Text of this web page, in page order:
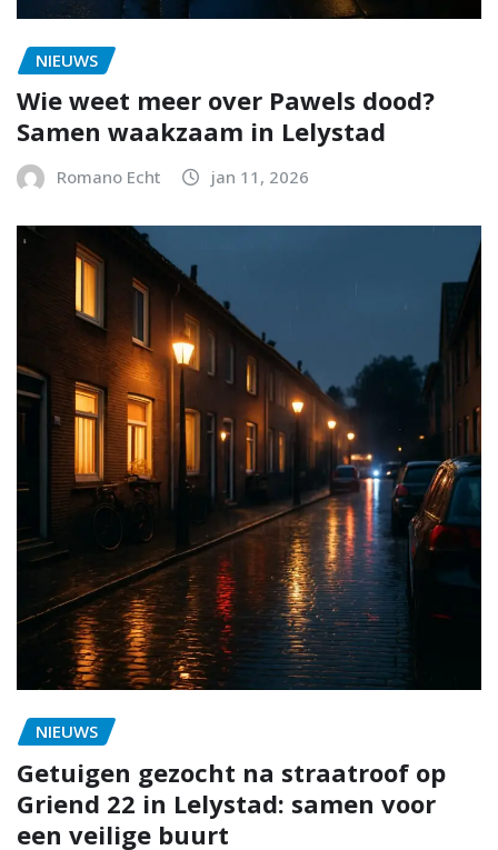
NIEUWS
Wie weet meer over Pawels dood?
Samen waakzaam in Lelystad
Romano Echt jan 11, 2026
NIEUWS
Getuigen gezocht na straatroof op
Griend 22 in Lelystad: samen voor
een veilige buurt